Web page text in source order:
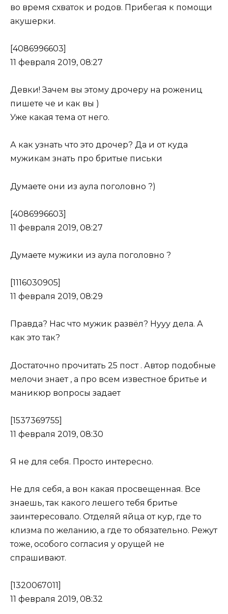
во время схваток и родов. Прибегая к помощи
акушерки.
[4086996603]
11 февраля 2019, 08:27
Девки! Зачем вы этому дрочеру на рожениц
пишете че и как вы )
Уже какая тема от него.
А как узнать что это дрочер? Да и от куда
мужикам знать про бритые письки
Думаете они из аула поголовно ?)
[4086996603]
11 февраля 2019, 08:27
Думаете мужики из аула поголовно ?
[1116030905]
11 февраля 2019, 08:29
Правда? Нас что мужик развёл? Нууу дела. А
как это так?
Достаточно прочитать 25 пост . Автор подобные
мелочи знает , а про всем известное бритье и
маникюр вопросы задает
[1537369755]
11 февраля 2019, 08:30
Я не для себя. Просто интересно.
Не для себя, а вон какая просвещенная. Все
знаешь, так какого лешего тебя бритье
заинтересовало. Отделяй яйца от кур, где то
клизма по желанию, а где то обязательно. Режут
тоже, особого согласия у орущей не
спрашивают.
[1320067011]
11 февраля 2019, 08:32